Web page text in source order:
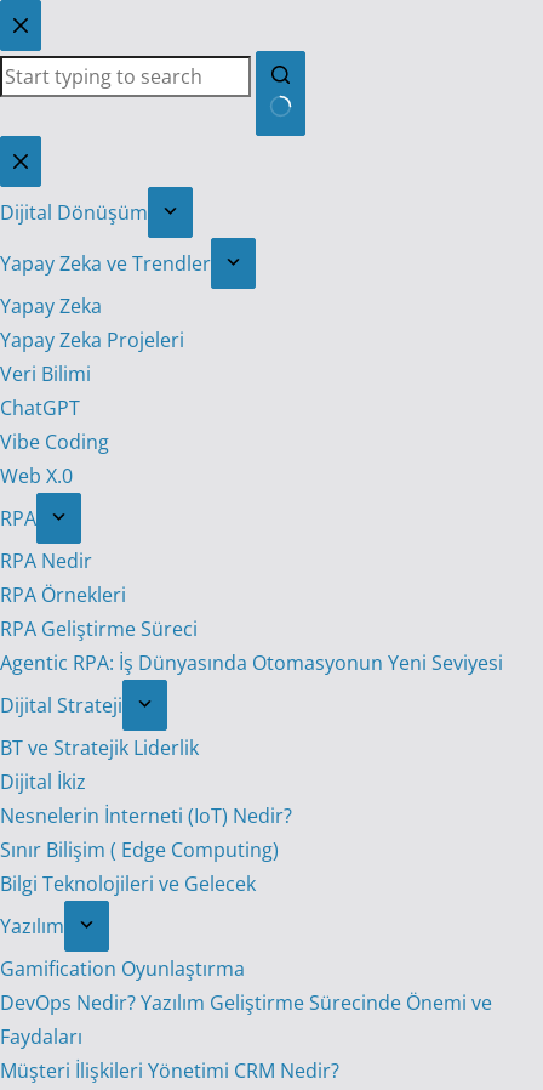
Skip
to
content
No
results
Dijital Dönüşüm
Yapay Zeka ve Trendler
Yapay Zeka
Yapay Zeka Projeleri
Veri Bilimi
ChatGPT
Vibe Coding
Web X.0
RPA
RPA Nedir
RPA Örnekleri
RPA Geliştirme Süreci
Agentic RPA: İş Dünyasında Otomasyonun Yeni Seviyesi
Dijital Strateji
BT ve Stratejik Liderlik
Dijital İkiz
Nesnelerin İnterneti (IoT) Nedir?
Sınır Bilişim ( Edge Computing)
Bilgi Teknolojileri ve Gelecek
Yazılım
Gamification Oyunlaştırma
DevOps Nedir? Yazılım Geliştirme Sürecinde Önemi ve
Faydaları
Müşteri İlişkileri Yönetimi CRM Nedir?